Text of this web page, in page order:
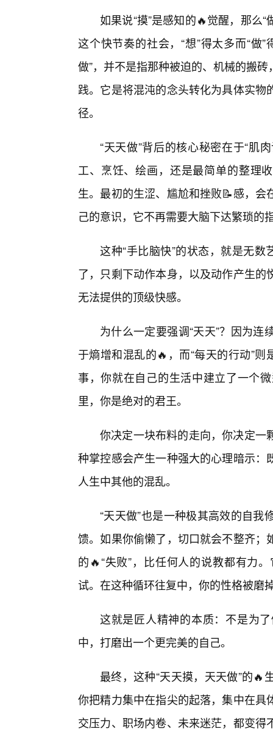
如果说“摸”是感知的🔥觉醒，那么
这个快节奏的社会，“想”得太多而“做
做”，并不是指那种被迫的、机械的搬
践。它是将混沌的念头转化为具体实
径。
“天天做”背后的核心秘密在于“肌
工、烹饪、绘画，还是最简单的整理
生。最初的生涩、尴尬和挫败📝感，
己的意识，它不再需要大脑下达繁琐的
这种“手比脑快”的状态，就是无
了，只剩下动作本身，以及动作产生
无法提供的顶级快感。
为什么一定要强调“天天”？因为
于熵增和混乱的🔥，而“每天的行动”
事，你就在自己的生活中建立了一个
里，你是绝对的君王。
你决定一块布料的走向，你决定一
种掌控感会产生一种强大的心理暗示
人生中其他的混乱。
“天天做”也是一种极其高效的自
馈。如果你偷懒了，切口就会不整齐
的🔥“失败”，比任何人的说教都有力
试。在这种循环往复中，你的性格被磨
这就是匠人精神的本质：不是为
中，打磨出一个更完美的自己。
最终，这种“天天摸，天天做”的
你把精力集中在指尖的起落，集中在
交压力、职场内卷、未来迷茫，都变